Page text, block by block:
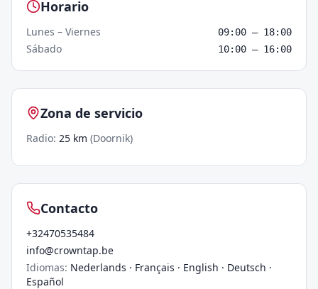
Horario
Lunes – Viernes 09:00 – 18:00
Sábado 10:00 – 16:00
Zona de servicio
Radio: 25 km (Doornik)
Contacto
+32470535484
info@crowntap.be
Idiomas: Nederlands · Français · English · Deutsch ·
Español